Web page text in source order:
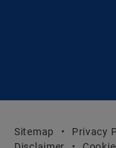
Sitemap Privacy